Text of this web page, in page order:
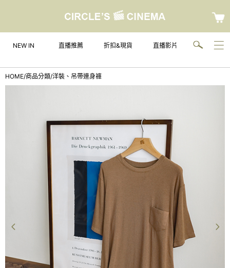
NEW IN 直播推薦 折扣&現貨 直播影片
HOME/商品分類/洋裝、吊帶連身褲